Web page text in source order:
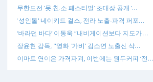
무한도전 ‘못.친.소 페스티벌’ 초대장 공개 ‘…
'성인돌' 네이키드 걸스, 전라 노출-파격 퍼포…
‘바라던 바다’ 이동욱 “내비게이션보다 지도가 …
장윤현 감독, "영화 '가비' 김소연 노출신 삭…
이마트 연이은 가격파괴, 이번에는 원두커피 ‘전…